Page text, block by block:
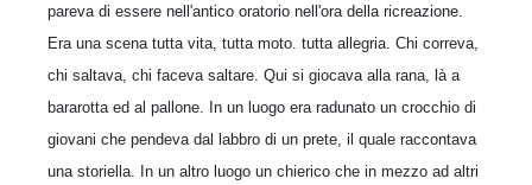
pareva di essere nell'antico oratorio nell'ora della ricreazione.
Era una scena tutta vita, tutta moto. tutta allegria. Chi correva,
chi saltava, chi faceva saltare. Qui si giocava alla rana, là a
bararotta ed al pallone. In un luogo era radunato un crocchio di
giovani che pendeva dal labbro di un prete, il quale raccontava
una storiella. In un altro luogo un chierico che in mezzo ad altri